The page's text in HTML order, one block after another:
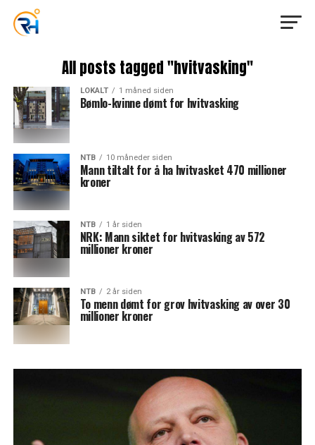
All posts tagged "hvitvasking"
LOKALT 1 måned siden
Bømlo-kvinne dømt for hvitvasking
NTB 10 måneder siden
Mann tiltalt for å ha hvitvasket 470 millioner
kroner
NTB 1 år siden
NRK: Mann siktet for hvitvasking av 572
millioner kroner
NTB 2 år siden
To menn dømt for grov hvitvasking av over 30
millioner kroner